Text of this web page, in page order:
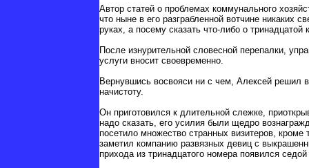
Автор статей о проблемах коммунального
что ныне в его разграбленной вотчине никаких
руках, а посему сказать что-либо о
После изнурительной словесной перепалки,
услуги вносит своевременно.
Вернувшись восвояси ни с чем, Алексей решил
начистоту.
Он приготовился к длительной слежке,
надо сказать, его усилия были щедро
посетило множество странных визитеров,
заметил компанию развязных девиц с
прихода из тринадцатого номера появился